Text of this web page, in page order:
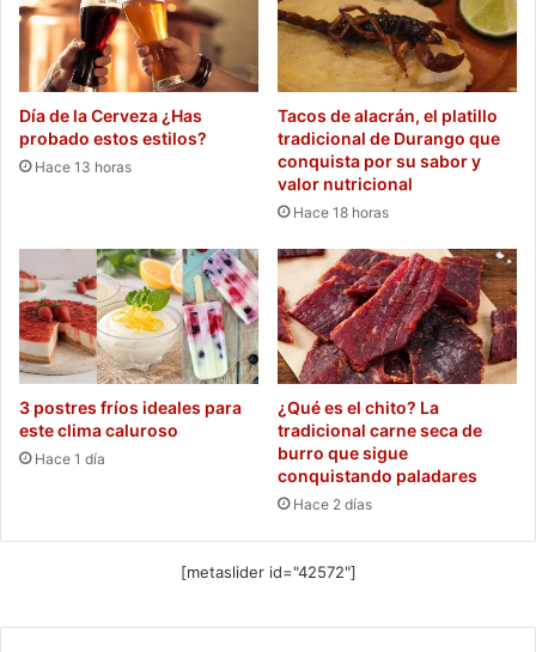
Día de la Cerveza ¿Has
probado estos estilos?
Hace 13 horas
Tacos de alacrán, el platillo
tradicional de Durango que
conquista por su sabor y
valor nutricional
Hace 18 horas
3 postres fríos ideales para
este clima caluroso
Hace 1 día
¿Qué es el chito? La
tradicional carne seca de
burro que sigue
conquistando paladares
Hace 2 días
[metaslider id="42572"]